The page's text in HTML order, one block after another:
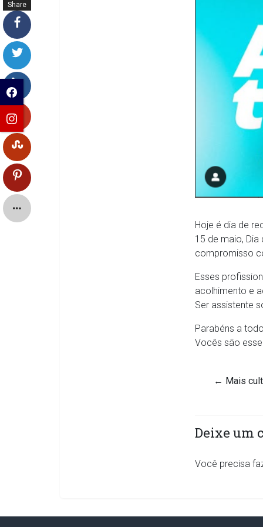
Hoje é dia de
15 de maio,
compromisso
Esses
acolhimento e
Ser assistente
Parabéns a
Vocês são
← Mais
Deixe um
Você precisa
Share
s